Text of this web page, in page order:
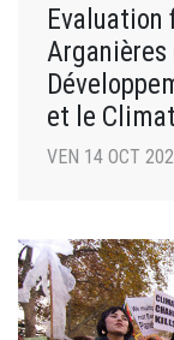
Evaluation
Arganières
et le
VEN 14 OCT